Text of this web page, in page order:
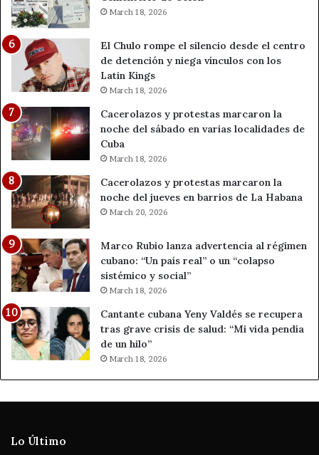
March 18, 2026
El Chulo rompe el silencio desde el centro
de detención y niega vínculos con los
Latin Kings
March 18, 2026
Cacerolazos y protestas marcaron la
noche del sábado en varias localidades de
Cuba
March 18, 2026
Cacerolazos y protestas marcaron la
noche del jueves en barrios de La Habana
March 20, 2026
Marco Rubio lanza advertencia al régimen
cubano: “Un país real” o un “colapso
sistémico y social”
March 18, 2026
Cantante cubana Yeny Valdés se recupera
tras grave crisis de salud: “Mi vida pendía
de un hilo”
March 18, 2026
Lo Último